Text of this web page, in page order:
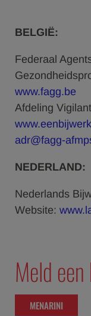
BELGIË:
Federaal
www.fagg.be
Afdeling
adr@fagg-
NEDERLAND:
Nederlands
Website:
Meld
MENARINI